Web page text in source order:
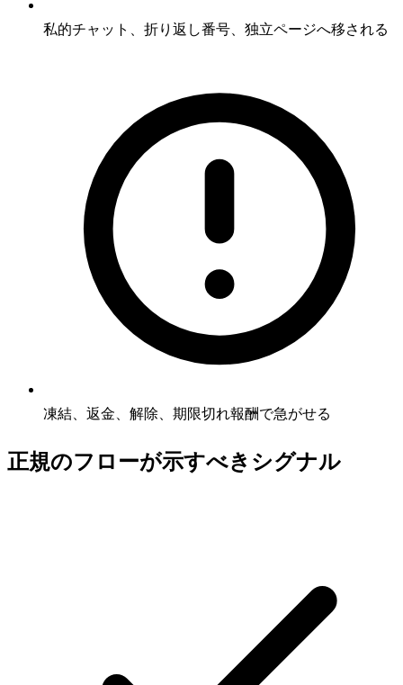
私的チャット、折り返し番号、独立ページへ移される
凍結、返金、解除、期限切れ報酬で急がせる
正規のフローが示すべきシグナル